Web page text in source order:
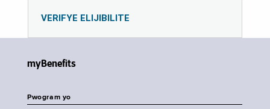
VERIFYE ELIJIBILITE
myBenefits
Pwogram yo